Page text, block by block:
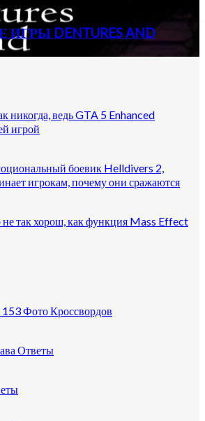
DENTURES AND
никогда, ведь GTA 5 Enhanced
игрой
боевик Helldivers 2,
игрокам, почему они сражаются
так хорош, как функция Mass Effect
Фото Кроссвордов
Ответы